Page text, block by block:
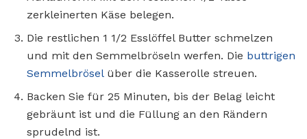
zerkleinerten Käse belegen.
Die restlichen 1 1/2 Esslöffel Butter schmelzen
und mit den Semmelbröseln werfen. Die buttrigen
Semmelbröselüber die Kasserolle streuen.
Backen Sie für 25 Minuten, bis der Belag leicht
gebräunt ist und die Füllung an den Rändern
sprudelnd ist.